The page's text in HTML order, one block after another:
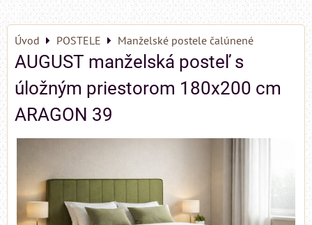
Úvod POSTELE Manželské postele čalúnené
AUGUST manželská posteľ s
úložným priestorom 180x200 cm
ARAGON 39